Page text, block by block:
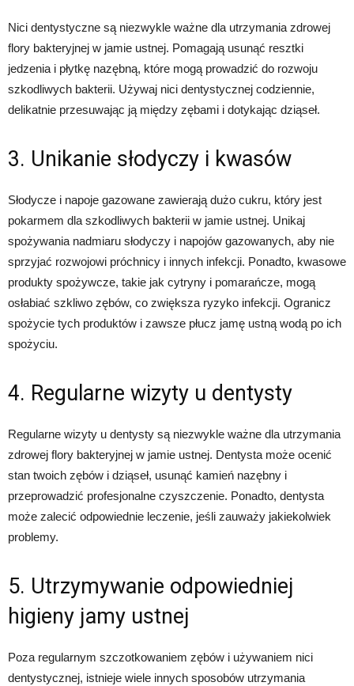
Nici dentystyczne są niezwykle ważne dla utrzymania zdrowej
flory bakteryjnej w jamie ustnej. Pomagają usunąć resztki
jedzenia i płytkę nazębną, które mogą prowadzić do rozwoju
szkodliwych bakterii. Używaj nici dentystycznej codziennie,
delikatnie przesuwając ją między zębami i dotykając dziąseł.
3. Unikanie słodyczy i kwasów
Słodycze i napoje gazowane zawierają dużo cukru, który jest
pokarmem dla szkodliwych bakterii w jamie ustnej. Unikaj
spożywania nadmiaru słodyczy i napojów gazowanych, aby nie
sprzyjać rozwojowi próchnicy i innych infekcji. Ponadto, kwasowe
produkty spożywcze, takie jak cytryny i pomarańcze, mogą
osłabiać szkliwo zębów, co zwiększa ryzyko infekcji. Ogranicz
spożycie tych produktów i zawsze płucz jamę ustną wodą po ich
spożyciu.
4. Regularne wizyty u dentysty
Regularne wizyty u dentysty są niezwykle ważne dla utrzymania
zdrowej flory bakteryjnej w jamie ustnej. Dentysta może ocenić
stan twoich zębów i dziąseł, usunąć kamień nazębny i
przeprowadzić profesjonalne czyszczenie. Ponadto, dentysta
może zalecić odpowiednie leczenie, jeśli zauważy jakiekolwiek
problemy.
5. Utrzymywanie odpowiedniej
higieny jamy ustnej
Poza regularnym szczotkowaniem zębów i używaniem nici
dentystycznej, istnieje wiele innych sposobów utrzymania